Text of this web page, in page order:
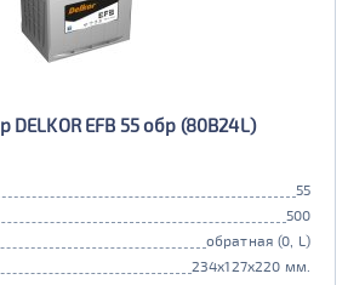
DELKOR EFB 55 обр (80B24L)
55
500
обратная (0, L)
234x127x220 мм.